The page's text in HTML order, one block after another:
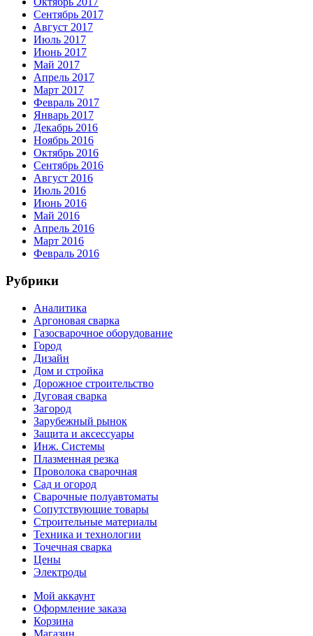
Сентябрь 2017
Август 2017
Июль 2017
Июнь 2017
Май 2017
Апрель 2017
Март 2017
Февраль 2017
Январь 2017
Декабрь 2016
Ноябрь 2016
Октябрь 2016
Сентябрь 2016
Август 2016
Июль 2016
Июнь 2016
Май 2016
Апрель 2016
Март 2016
Февраль 2016
Рубрики
Аналитика
Аргоновая сварка
Газосварочное оборудование
Город
Дизайн
Дом и стройка
Дорожное строительство
Дуговая сварка
Загород
Зарубежный рынок
Защита и аксессуары
Инж. Системы
Плазменная резка
Проволока сварочная
Сад и огород
Сварочные полуавтоматы
Сопутствующие товары
Строительные материалы
Техника и технологии
Точечная сварка
Цены
Электроды
Мой аккаунт
Оформление заказа
Корзина
Магазин